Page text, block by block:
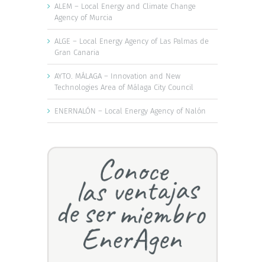
ALEM – Local Energy and Climate Change
Agency of Murcia
ALGE – Local Energy Agency of Las Palmas de
Gran Canaria
AYTO. MÁLAGA – Innovation and New
Technologies Area of Málaga City Council
ENERNALÓN – Local Energy Agency of Nalón